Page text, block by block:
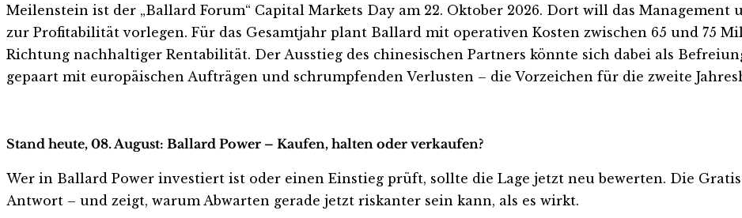
Meilenstein ist der „Ballard Forum“ Capital Markets Day am 22. Oktober 2026. Dort will das Management
zur Profitabilität vorlegen. Für das Gesamtjahr plant Ballard mit operativen Kosten zwischen 65 und 75
Richtung nachhaltiger Rentabilität. Der Ausstieg des chinesischen Partners könnte sich dabei als
gepaart mit europäischen Aufträgen und schrumpfenden Verlusten – die Vorzeichen für die zweite
Stand heute, 08. August: Ballard Power – Kaufen, halten oder verkaufen?
Wer in Ballard Power investiert ist oder einen Einstieg prüft, sollte die Lage jetzt neu bewerten. Die
Antwort – und zeigt, warum Abwarten gerade jetzt riskanter sein kann, als es wirkt.